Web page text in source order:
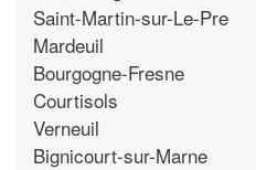
Saint-Martin-sur-Le-Pre
Mardeuil
Bourgogne-Fresne
Courtisols
Verneuil
Bignicourt-sur-Marne